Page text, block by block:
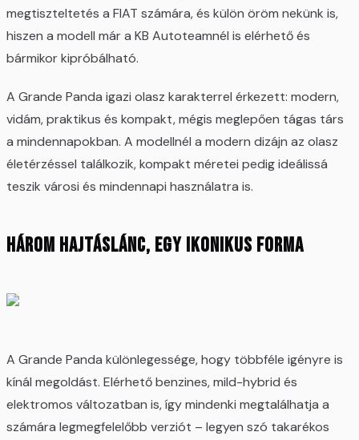
megtiszteltetés a FIAT számára, és külön öröm nekünk is,
hiszen a modell már a KB Autoteamnél is elérhető és
bármikor kipróbálható.
A Grande Panda igazi olasz karakterrel érkezett: modern,
vidám, praktikus és kompakt, mégis meglepően tágas társ
a mindennapokban. A modellnél a modern dizájn az olasz
életérzéssel találkozik, kompakt méretei pedig ideálissá
teszik városi és mindennapi használatra is.
Három hajtáslánc, egy ikonikus forma
A Grande Panda különlegessége, hogy többféle igényre is
kínál megoldást. Elérhető benzines, mild-hybrid és
elektromos változatban is, így mindenki megtalálhatja a
számára legmegfelelőbb verziót – legyen szó takarékos